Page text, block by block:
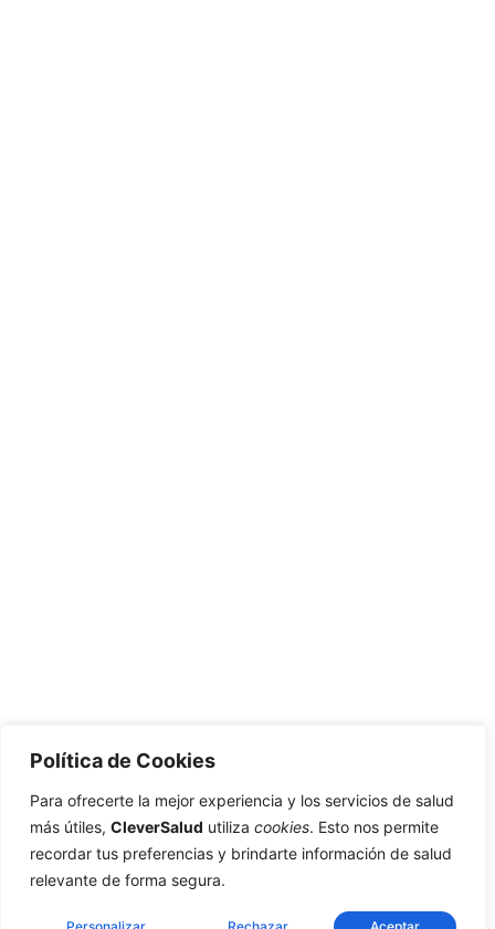
Política de Cookies
Para ofrecerte la mejor experiencia y los servicios de salud
más útiles, CleverSalud utiliza cookies. Esto nos permite
recordar tus preferencias y brindarte información de salud
relevante de forma segura.